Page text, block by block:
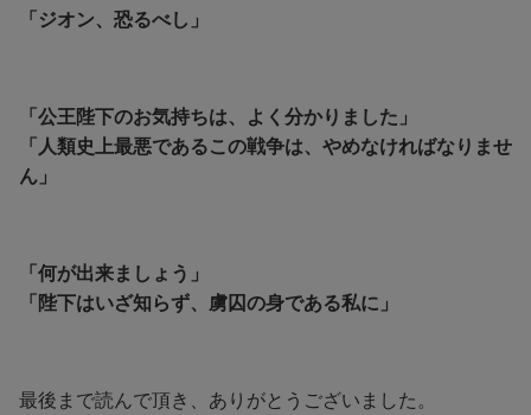
「ジオン、恐るべし」
「公王陛下のお気持ちは、よく分かりました」
「人類史上最悪であるこの戦争は、やめなければなりませ
ん」
「何が出来ましょう」
「陛下はいざ知らず、虜囚の身である私に」
最後まで読んで頂き、ありがとうございました。